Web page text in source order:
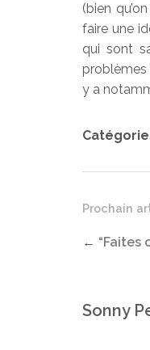
(bien
faire une
qui sont
problèmes
y a
Prochain
← “Faites
Sonny